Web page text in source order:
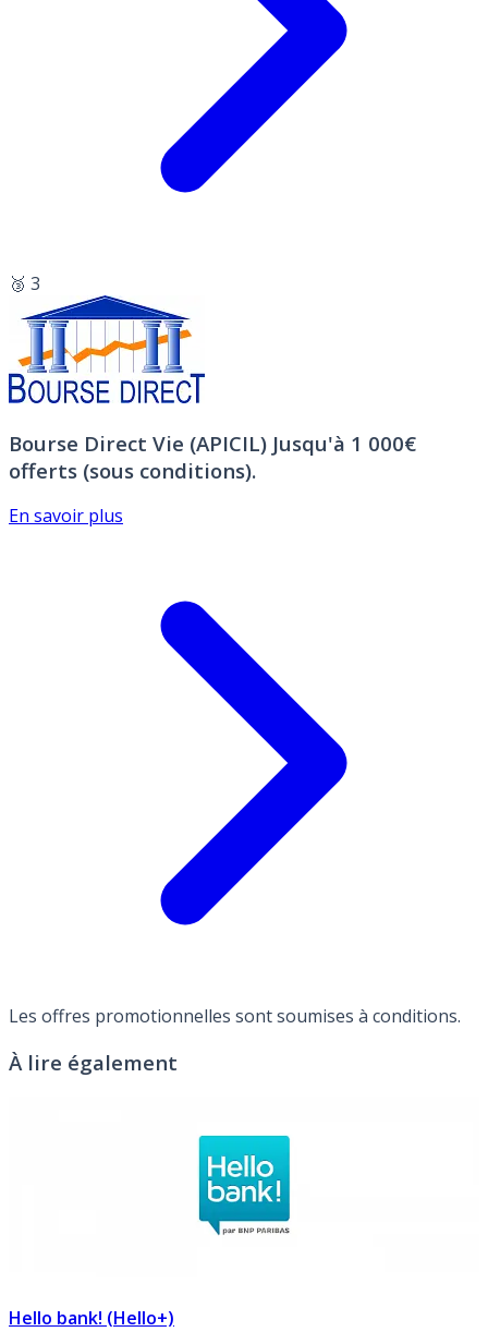
🥉 3
Bourse Direct Vie (APICIL) Jusqu'à 1 000€
offerts (sous conditions).
En savoir plus
Les offres promotionnelles sont soumises à conditions.
À lire également
Hello bank! (Hello+)